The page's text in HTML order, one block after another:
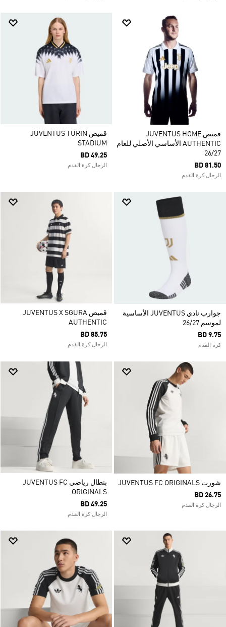
قميص JUVENTUS HOME
AUTHENTIC الأساسي الأصلي للعام
26/27
BD 81.50
الرجال كرة القدم
قميص JUVENTUS TURIN
STADIUM
BD 49.25
الرجال كرة القدم
جوارب نادي JUVENTUS الأساسية
لموسم 26/27
BD 9.75
كرة القدم
قميص JUVENTUS X SGURA
AUTHENTIC
BD 85.75
الرجال كرة القدم
شورت JUVENTUS FC ORIGINALS
BD 26.75
الرجال كرة القدم
بنطال رياضي JUVENTUS FC
ORIGINALS‏
BD 49.25
الرجال كرة القدم